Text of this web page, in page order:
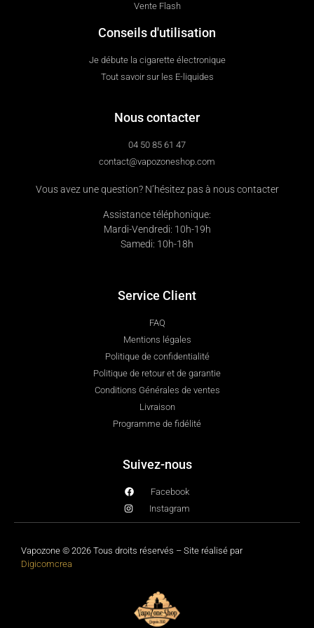
Vente Flash
Conseils d'utilisation
Je débute la cigarette électronique
Tout savoir sur les E-liquides
Nous contacter
04 50 85 61 47
contact@vapozoneshop.com
Vous avez une question? N’hésitez pas à nous contacter
Assistance téléphonique:
Mardi-Vendredi: 10h-19h
Samedi: 10h-18h
Service Client
FAQ
Mentions légales
Politique de confidentialité
Politique de retour et de garantie
Conditions Générales de ventes
Livraison
Programme de fidélité
Suivez-nous
Facebook
Instagram
Vapozone © 2026 Tous droits réservés – Site réalisé par
Digicomcrea